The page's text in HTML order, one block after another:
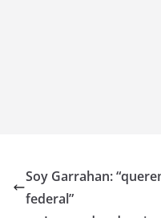
Soy Garrahan:
federal”